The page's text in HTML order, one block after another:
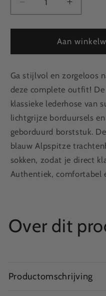
Aantal
verlagen
voor
Lederhose
Draxler
Trachtenhemd
Blauw
Aantal
verhogen
voor
Draxler
Blauw
Aan
Ga stijlvol en zorgeloos
deze complete outfit! De
klassieke lederhose van
lichtgrijze borduursels
geborduurd borststuk.
blauw Alpspitze
sokken, zodat je direct
Authentiek, comfortabel
Over dit
Productomschrijving